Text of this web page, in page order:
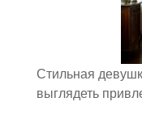
Стильная
выглядеть